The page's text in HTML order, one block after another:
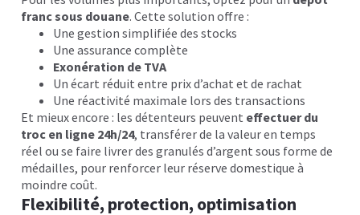
franc sous douane. Cette solution offre :
Une gestion simplifiée des stocks
Une assurance complète
Exonération de TVA
Un écart réduit entre prix d’achat et de rachat
Une réactivité maximale lors des transactions
Et mieux encore : les détenteurs peuvent effectuer du
troc en ligne 24h/24, transférer de la valeur en temps
réel ou se faire livrer des granulés d’argent sous forme de
médailles, pour renforcer leur réserve domestique à
moindre coût.
Flexibilité, protection, optimisation